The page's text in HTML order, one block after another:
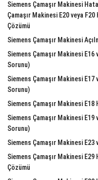
Siemens Çamaşır Makinesi
Çamaşır Makinesi E20 veya
Çözümü
Siemens Çamaşır Makinesi
Siemens Çamaşır Makinesi
Sorunu)
Siemens Çamaşır Makinesi
Sorunu)
Siemens Çamaşır Makinesi
Siemens Çamaşır Makinesi
Sorunu)
Siemens Çamaşır Makinesi E23
Siemens Çamaşır Makinesi
Çözümü